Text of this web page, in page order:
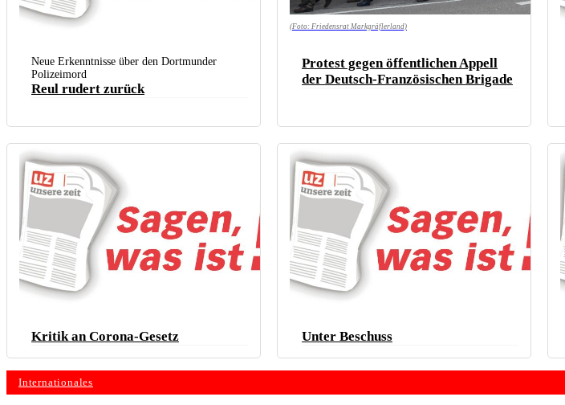
Neue Erkenntnisse über den Dortmunder
Polizeimord
Reul rudert zurück
(Foto: Friedensrat Markgräflerland)
Protest gegen öffentlichen Appell
der Deutsch-Französischen Brigade
Kritik an Corona-Gesetz Unter Beschuss
Internationales